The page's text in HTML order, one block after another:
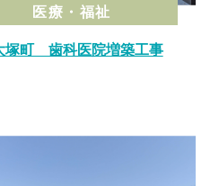
医療・福祉
塚町 歯科医院増築工事